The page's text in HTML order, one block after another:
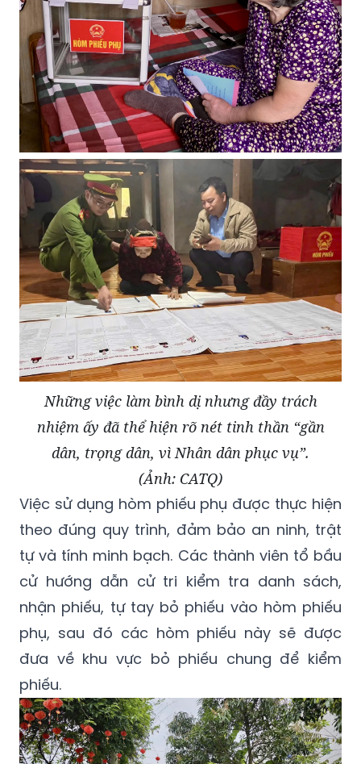
Những việc làm bình dị nhưng đầy trách
nhiệm ấy đã thể hiện rõ nét tinh thần “gần
dân, trọng dân, vì Nhân dân phục vụ”.
(Ảnh: CATQ)
Việc sử dụng hòm phiếu phụ được thực hiện
theo đúng quy trình, đảm bảo an ninh, trật
tự và tính minh bạch. Các thành viên tổ bầu
cử hướng dẫn cử tri kiểm tra danh sách,
nhận phiếu, tự tay bỏ phiếu vào hòm phiếu
phụ, sau đó các hòm phiếu này sẽ được
đưa về khu vực bỏ phiếu chung để kiểm
phiếu.